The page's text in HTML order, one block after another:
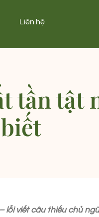
Liên hệ
tần tật
lỗi viết câu thiếu chủ